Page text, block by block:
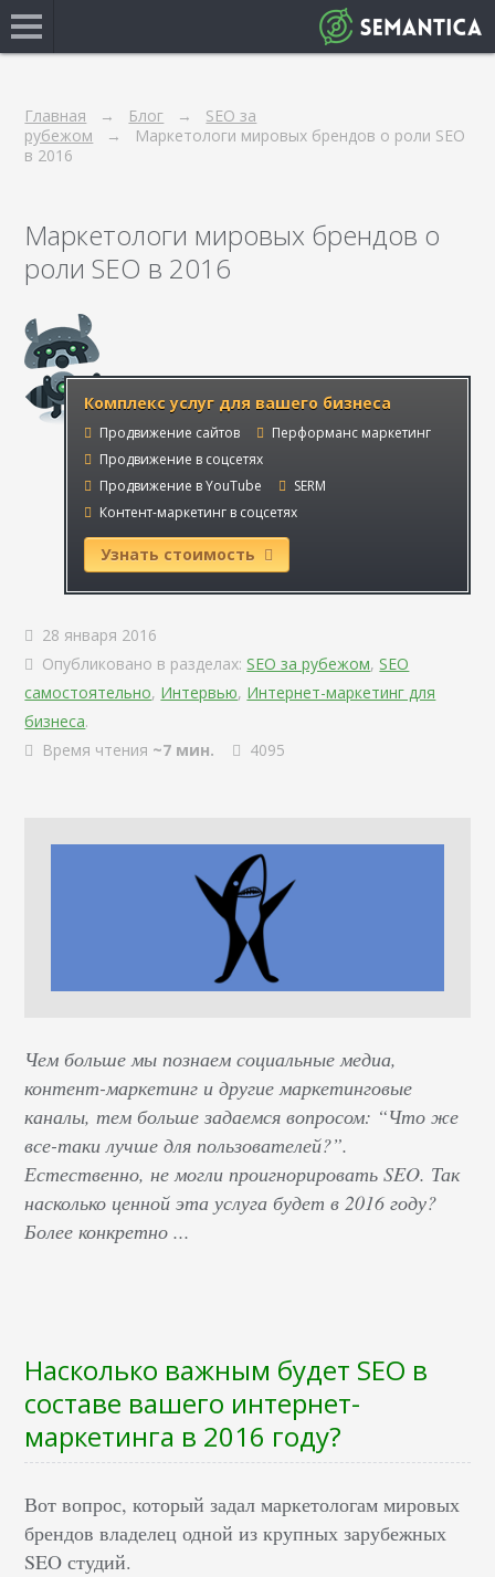
Главная Блог
SEO за
рубежом
Маркетологи мировых брендов о роли SEO
в 2016
Маркетологи мировых брендов о
роли SEO в 2016
Комплекс услуг для вашего бизнеса
Продвижение сайтов
Перформанс маркетинг
Продвижение в соцсетях
Продвижение в YouTube
SERM
Контент-маркетинг в соцсетях
Узнать стоимость
28 января 2016
Опубликовано в разделах: SEO за рубежом, SEO
самостоятельно, Интервью, Интернет-маркетинг для
бизнеса.
Время чтения ~7 мин. 4095
Чем больше мы познаем социальные медиа,
контент-маркетинг и другие маркетинговые
каналы, тем больше задаемся вопросом: “Что же
все-таки лучше для пользователей?”.
Естественно, не могли проигнорировать SEO. Так
насколько ценной эта услуга будет в 2016 году?
Более конкретно ...
Насколько важным будет SEO в
составе вашего интернет-
маркетинга в 2016 году?
Вот вопрос, который задал маркетологам мировых
брендов владелец одной из крупных зарубежных
SEO студий.